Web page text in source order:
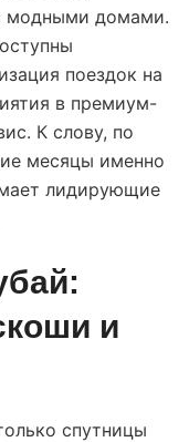
модными домами.
поездок на
в премиум-
К слову, по
месяцы именно
лидирующие
и
спутницы